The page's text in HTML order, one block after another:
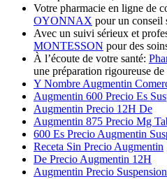
Votre pharmacie en ligne de
OYONNAX pour un conseil
Avec un suivi sérieux et
MONTESSON pour des
À l’écoute de votre santé:
une préparation rigoureuse
Y Nombre Augmentin
Augmentin 600 Precio Es
Augmentin Precio 12H De
Augmentin 875 Precio Mg
600 Es Precio Augmentin
Receta Sin Precio Augmentin
De Precio Augmentin 12H
Augmentin Precio